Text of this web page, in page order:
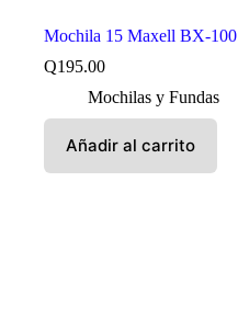
Mochila 15 Maxell BX-100
Q195.00
Mochilas y Fundas
Añadir al carrito